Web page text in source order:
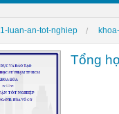
1-luan-an-tot-nghiep
Tổng